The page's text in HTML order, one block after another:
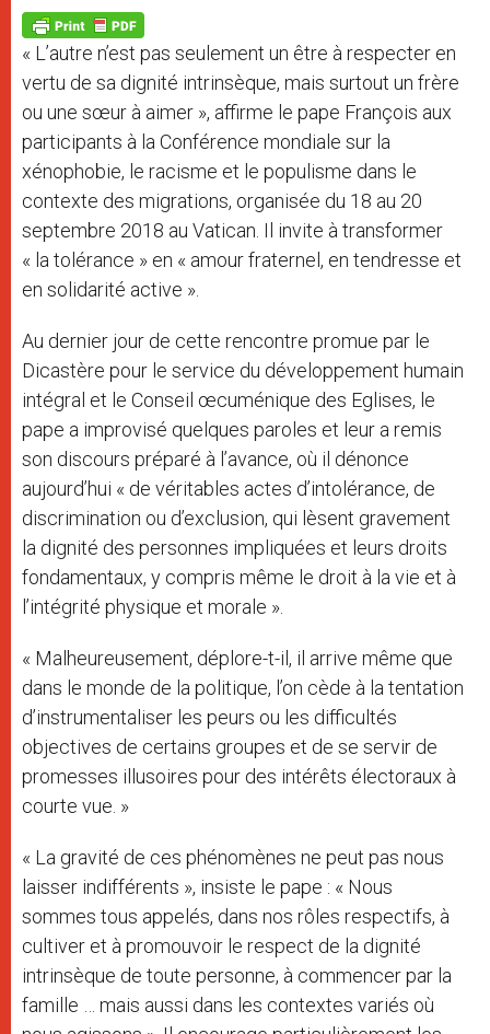
p
p
g
e
r
o
k
« L’autre n’est pas seulement un être à respecter en
vertu de sa dignité intrinsèque, mais surtout un frère
ou une sœur à aimer », affirme le pape François aux
participants à la Conférence mondiale sur la
xénophobie, le racisme et le populisme dans le
contexte des migrations, organisée du 18 au 20
septembre 2018 au Vatican. Il invite à transformer
« la tolérance » en « amour fraternel, en tendresse et
en solidarité active ».
Au dernier jour de cette rencontre promue par le
Dicastère pour le service du développement humain
intégral et le Conseil œcuménique des Eglises, le
pape a improvisé quelques paroles et leur a remis
son discours préparé à l’avance, où il dénonce
aujourd’hui « de véritables actes d’intolérance, de
discrimination ou d’exclusion, qui lèsent gravement
la dignité des personnes impliquées et leurs droits
fondamentaux, y compris même le droit à la vie et à
l’intégrité physique et morale ».
« Malheureusement, déplore-t-il, il arrive même que
dans le monde de la politique, l’on cède à la tentation
d’instrumentaliser les peurs ou les difficultés
objectives de certains groupes et de se servir de
promesses illusoires pour des intérêts électoraux à
courte vue. »
« La gravité de ces phénomènes ne peut pas nous
laisser indifférents », insiste le pape : « Nous
sommes tous appelés, dans nos rôles respectifs, à
cultiver et à promouvoir le respect de la dignité
intrinsèque de toute personne, à commencer par la
famille … mais aussi dans les contextes variés où